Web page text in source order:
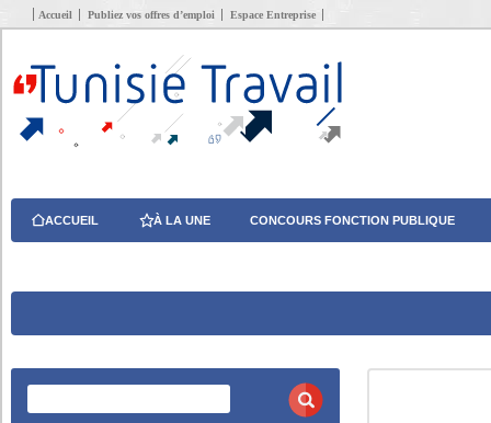
Accueil Publiez vos offres d’emploi Espace Entreprise
ACCUEIL À LA UNE CONCOURS FONCTION PUBLIQUE